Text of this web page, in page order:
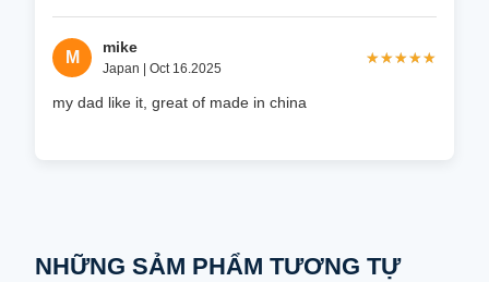
M
mike
Japan | Oct 16.2025
★★★★★
★★★★★
my dad like it, great of made in china
NHỮNG SẢM PHẨM TƯƠNG TỰ